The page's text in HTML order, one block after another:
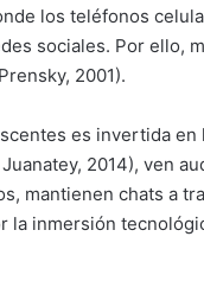
los teléfonos
sociales. Por ello,
2001).
es invertida
2014), ven
mantienen chats a
la inmersión